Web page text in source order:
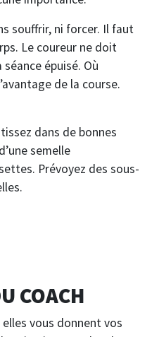
souffrir, ni forcer. Il faut
Le coureur ne doit
épuisé. Où
de la course.
dans de bonnes
semelle
Prévoyez des sous-
COACH
vous donnent vos